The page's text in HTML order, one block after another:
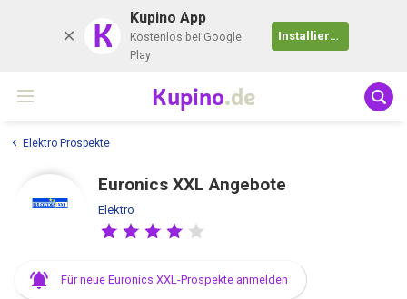
K Kupino App
Kostenlos bei Google
Play
Installieren
Kupino.de
Elektro Prospekte
Euronics XXL Angebote
Elektro
Für neue Euronics XXL-Prospekte anmelden